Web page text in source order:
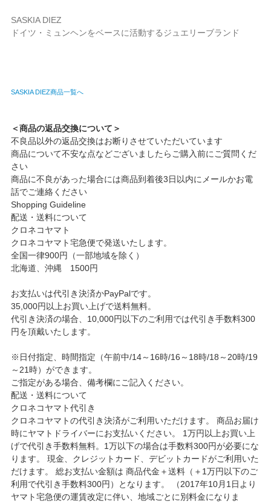
SASKIA DIEZ
ドイツ・ミュンヘンをベースに活動するジュエリーブランド
SASKIA DIEZ商品一覧へ
＜商品の返品交換について＞
不良品以外の返品交換はお断りさせていただいています
商品について不安な点などございましたらご購入前にご質問くだ
さい
商品に不良があった場合には商品到着後3日以内にメールかお電
話でご連絡ください
Shopping Guideline
配送・送料について
クロネコヤマト
クロネコヤマト宅急便で発送いたします。
全国一律900円（一部地域を除く）
北海道、沖縄 1500円
お支払いは代引き決済かPayPalです。
35,000円以上お買い上げで送料無料。
代引き決済の場合、10,000円以下のご利用では代引き手数料300
円を頂戴いたします。
※日付指定、時間指定（午前中/14～16時/16～18時/18～20時/19
～21時）ができます。
ご指定がある場合、備考欄にご記入ください。
配送・送料について
クロネコヤマト代引き
クロネコヤマトの代引き決済がご利用いただけます。 商品お届け
時にヤマトドライバーにお支払いください。 1万円以上お買い上
げで代引き手数料無料。1万以下の場合は手数料300円が必要にな
ります。 現金、クレジットカード、デビットカードがご利用いた
だけます。 総お支払い金額は 商品代金＋送料（＋1万円以下のご
利用で代引き手数料300円）となります。 （2017年10月1日より
ヤマト宅急便の運賃改定に伴い、地域ごとに別料金になりま